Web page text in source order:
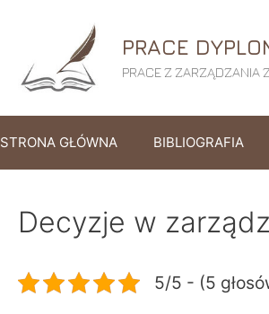
PRACE
PRACE Z ZARZĄDZANIA
STRONA GŁÓWNA BIBLIOGRAFIA
Decyzje w
5/5 - (5